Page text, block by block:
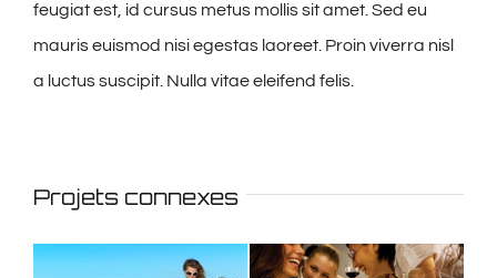
feugiat est, id cursus metus mollis sit amet. Sed eu
mauris euismod nisi egestas laoreet. Proin viverra nisl
a luctus suscipit. Nulla vitae eleifend felis.
Projets connexes